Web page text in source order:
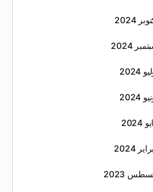
2024
2024
2024
2024
2024
2023